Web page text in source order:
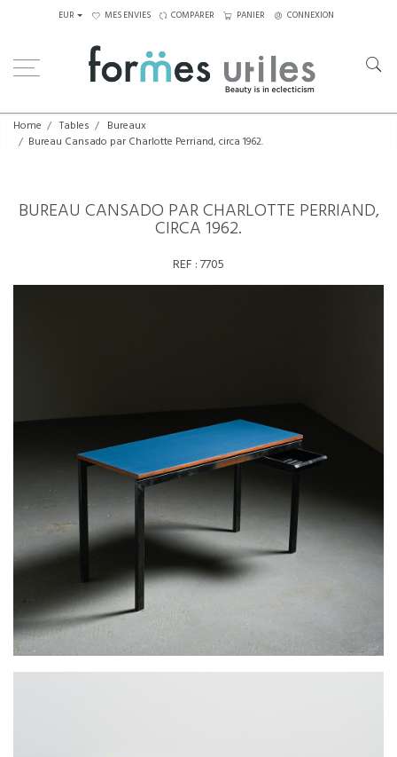
EUR MES ENVIES COMPARER PANIER CONNEXION
Home Tables
Bureaux
Bureau Cansado par Charlotte Perriand, circa 1962.
BUREAU CANSADO PAR CHARLOTTE PERRIAND,
CIRCA 1962.
REF :7705